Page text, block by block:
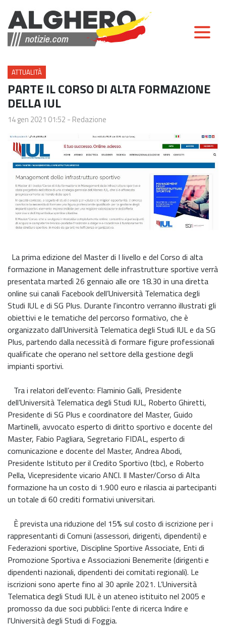
ATTUALITÀ
PARTE IL CORSO DI ALTA FORMAZIONE
DELLA IUL
14 gen 2021 01:52 - Redazione
La prima edizione del Master di I livello e del Corso di alta
formazione in Management delle infrastrutture sportive verrà
presentata martedì 26 gennaio alle ore 18.30 in una diretta
online sui canali Facebook dell’Università Telematica degli
Studi IUL e di SG Plus. Durante l'incontro verranno illustrati gli
obiettivi e le tematiche del percorso formativo, che è
organizzato dall’Università Telematica degli Studi IUL e da SG
Plus, partendo dalla necessità di formare figure professionali
qualificate che operano nel settore della gestione degli
impianti sportivi.
Tra i relatori dell’evento: Flaminio Galli, Presidente
dell’Università Telematica degli Studi IUL, Roberto Ghiretti,
Presidente di SG Plus e coordinatore del Master, Guido
Martinelli, avvocato esperto di diritto sportivo e docente del
Master, Fabio Pagliara, Segretario FIDAL, esperto di
comunicazione e docente del Master, Andrea Abodi,
Presidente Istituto per il Credito Sportivo (tbc), e Roberto
Pella, Vicepresidente vicario ANCI. Il Master/Corso di Alta
formazione ha un costo di 1.900 euro e rilascia ai partecipanti
un totale di 60 crediti formativi universitari.
È prevista una riduzione del 15% sul costo di iscrizione per i
rappresentanti di Comuni (assessori, dirigenti, dipendenti) e
Federazioni sportive, Discipline Sportive Associate, Enti di
Promozione Sportiva e Associazioni Benemerite (dirigenti e
dipendenti nazionali, dipendenti dei comitati regionali). Le
iscrizioni sono aperte fino al 30 aprile 2021. L’Università
Telematica degli Studi IUL è un ateneo istituito nel 2005 e
promosso da due soci pubblici: l'ente di ricerca Indire e
l'Università degli Studi di Foggia.